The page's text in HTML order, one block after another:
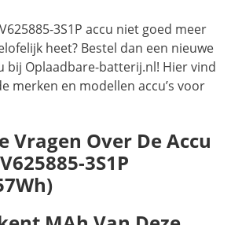
3S1P accu niet goed meer
heet? Bestel dan een nieuwe
bij Oplaadbare-batterij.nl! Hier vind
merken en modellen accu’s voor
Vragen Over De Accu
3S1P